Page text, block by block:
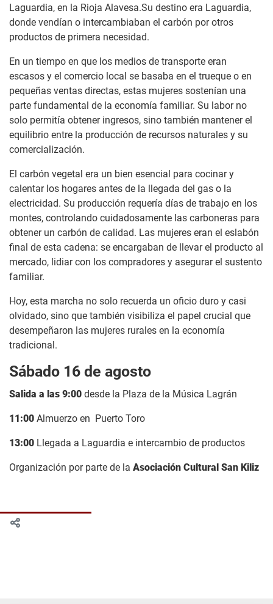
Laguardia, en la Rioja Alavesa.Su destino era Laguardia,
donde vendían o intercambiaban el carbón por otros
productos de primera necesidad.
En un tiempo en que los medios de transporte eran
escasos y el comercio local se basaba en el trueque o en
pequeñas ventas directas, estas mujeres sostenían una
parte fundamental de la economía familiar. Su labor no
solo permitía obtener ingresos, sino también mantener el
equilibrio entre la producción de recursos naturales y su
comercialización.
El carbón vegetal era un bien esencial para cocinar y
calentar los hogares antes de la llegada del gas o la
electricidad. Su producción requería días de trabajo en los
montes, controlando cuidadosamente las carboneras para
obtener un carbón de calidad. Las mujeres eran el eslabón
final de esta cadena: se encargaban de llevar el producto al
mercado, lidiar con los compradores y asegurar el sustento
familiar.
Hoy, esta marcha no solo recuerda un oficio duro y casi
olvidado, sino que también visibiliza el papel crucial que
desempeñaron las mujeres rurales en la economía
tradicional.
Sábado 16 de agosto
Salida a las 9:00 desde la Plaza de la Música Lagrán
11:00 Almuerzo en Puerto Toro
13:00 Llegada a Laguardia e intercambio de productos
Organización por parte de la Asociación Cultural San Kiliz